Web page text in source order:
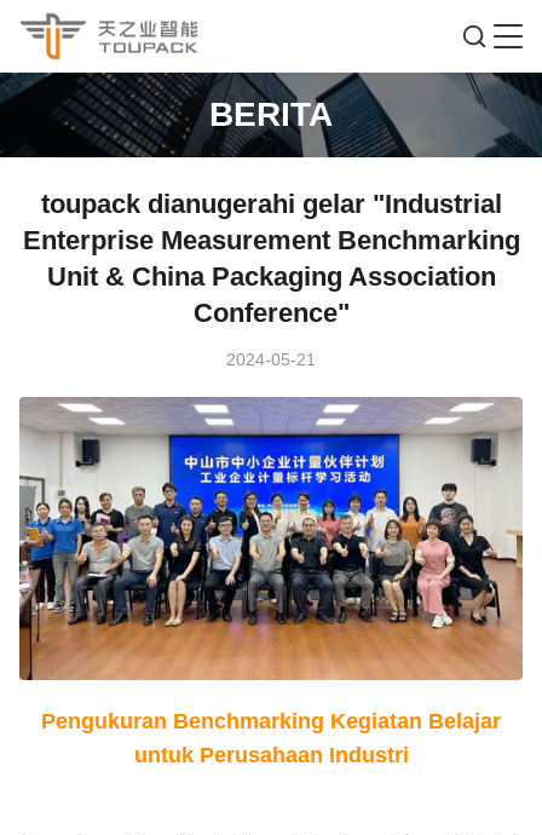
BERITA
toupack dianugerahi gelar "Industrial
Enterprise Measurement Benchmarking
Unit & China Packaging Association
Conference"
2024-05-21
Pengukuran Benchmarking Kegiatan Belajar
untuk Perusahaan Industri